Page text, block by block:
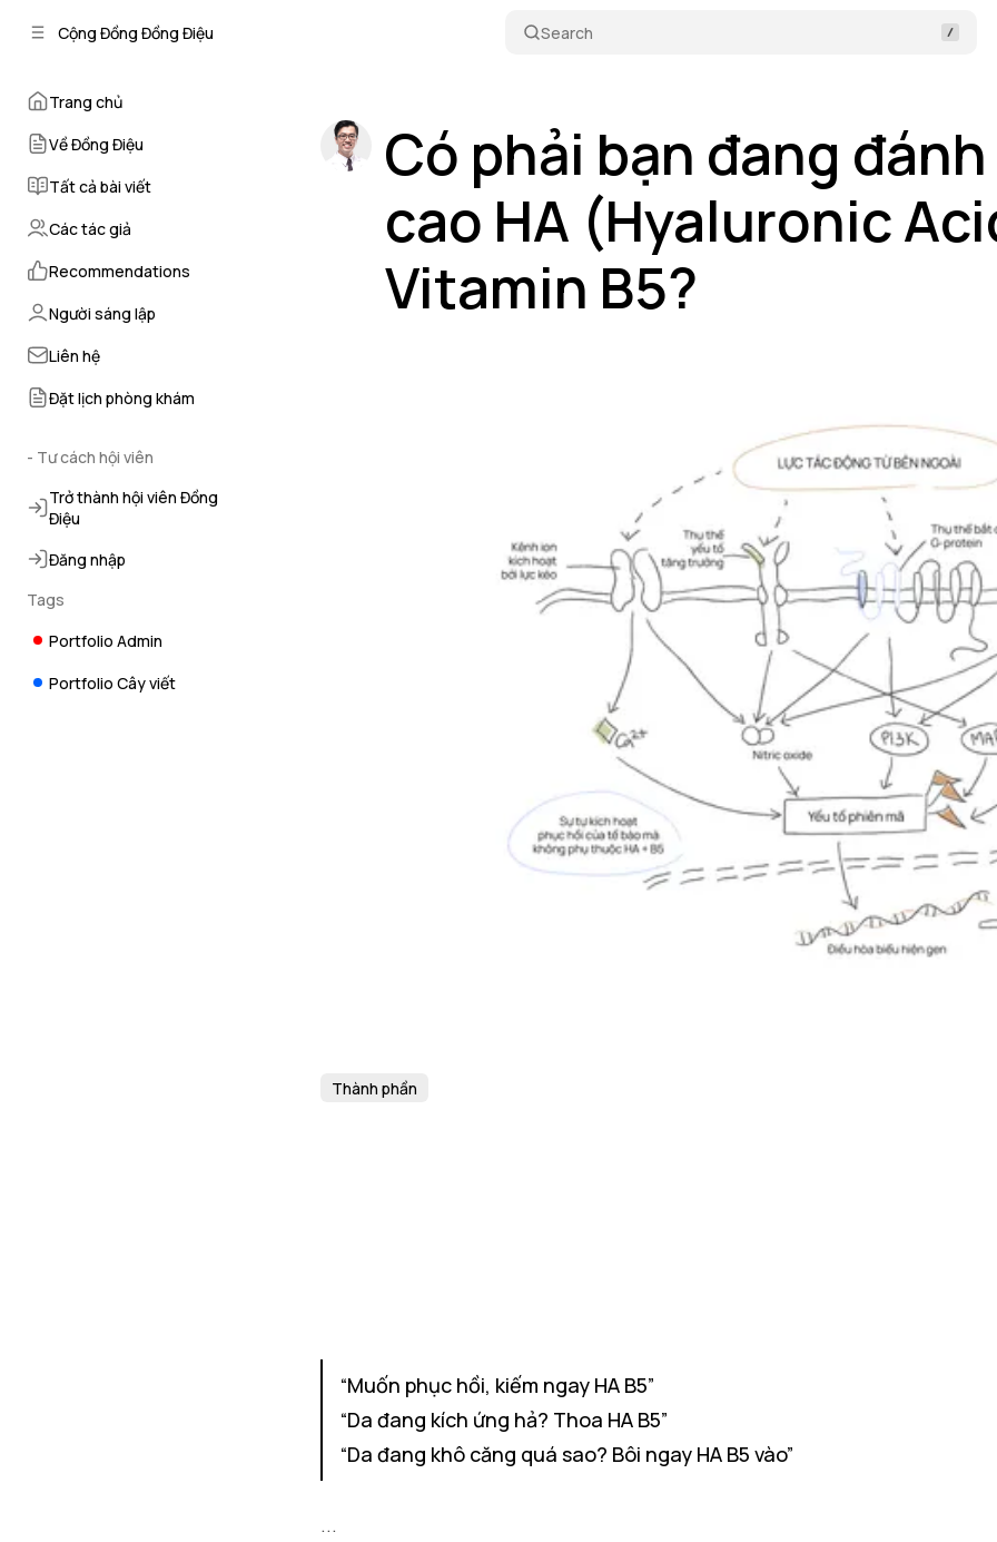
Cộng Đồng Đồng Điệu Search
Trang chủ
Về Đồng Điệu
Tất cả bài viết
Các tác giả
Recommendations
Người sáng lập
Liên hệ
Đặt lịch phòng khám
- Tư cách hội viên
Trở thành hội viên Đồng
Điệu
Đăng nhập
Tags
Portfolio Admin
Portfolio Cây viết
Có phải bạn đang
cao HA (Hyaluronic
Vitamin B5?
Thành phần
“Muốn phục hồi, kiếm ngay HA B5”
“Da đang kích ứng hả? Thoa HA B5”
“Da đang khô căng quá sao? Bôi ngay HA B5 vào”
...